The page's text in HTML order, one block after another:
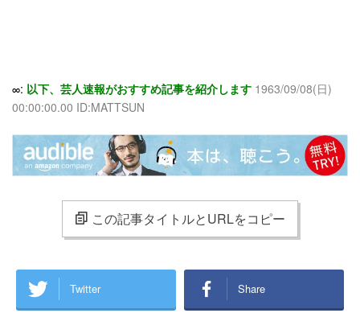
∞: 以下、芸人速報がおすすめ記事を紹介します 1963/09/08(日)
00:00:00.00 ID:MATTSUN
この記事タイトルとURLをコピー
Twitter Share